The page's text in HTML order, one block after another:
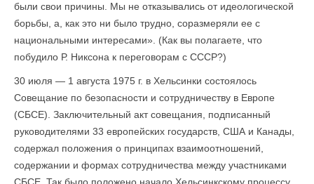
были свои причины. Мы не отказывались от идеологической
борьбы, а, как это ни было трудно, соразмеряли ее с
национальными интересами». (Как вы полагаете, что
побудило Р. Никсона к переговорам с СССР?)
30 июля — 1 августа 1975 г. в Хельсинки состоялось
Совещание по безопасности и сотрудничеству в Европе
(СБСЕ). Заключительный акт совещания, подписанный
руководителями 33 европейских государств, США и Канады,
содержал положения о принципах взаимоотношений,
содержании и формах сотрудничества между участниками